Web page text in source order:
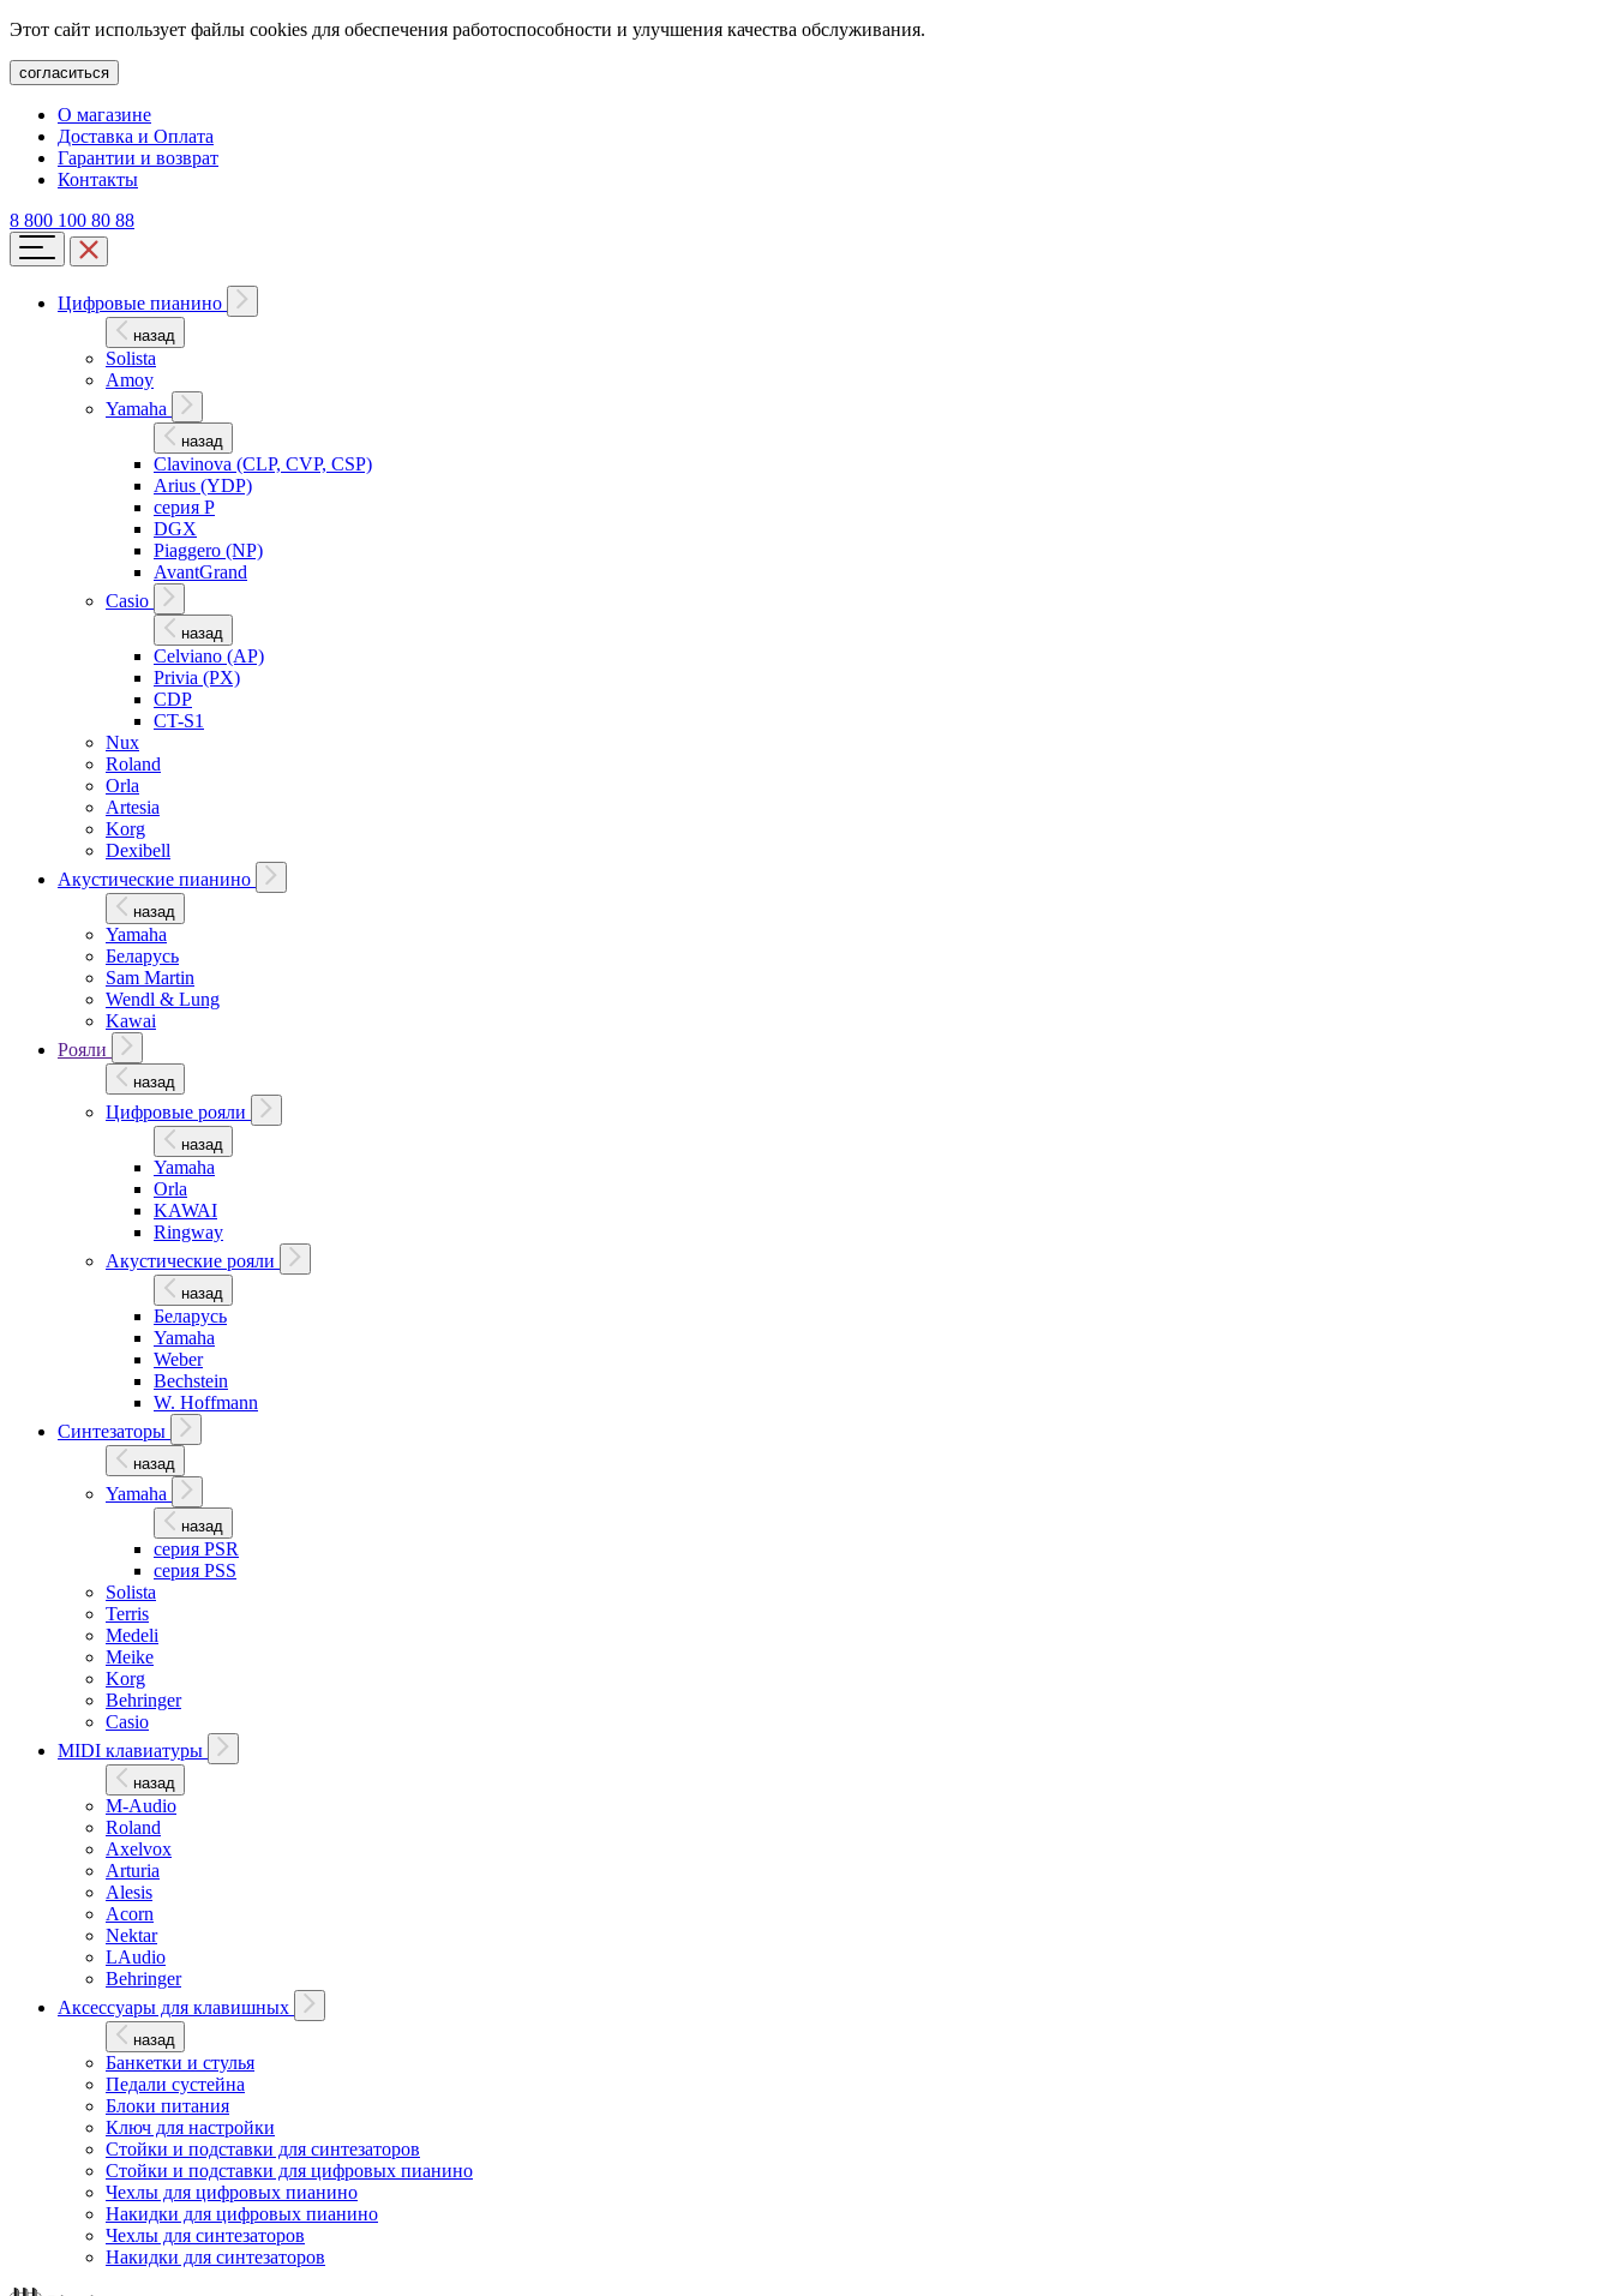
Этот сайт использует файлы cookies для обеспечения работоспособности и улучшения качества обслуживания.
согласиться
О магазине
Доставка и Оплата
Гарантии и возврат
Контакты
8 800 100 80 88
Цифровые пианино
назад
Solista
Amoy
Yamaha
назад
Clavinova (CLP, CVP, CSP)
Arius (YDP)
серия P
DGX
Piaggero (NP)
AvantGrand
Casio
назад
Celviano (AP)
Privia (PX)
CDP
CT-S1
Nux
Roland
Orla
Artesia
Korg
Dexibell
Акустические пианино
назад
Yamaha
Беларусь
Sam Martin
Wendl & Lung
Kawai
Рояли
назад
Цифровые рояли
назад
Yamaha
Orla
KAWAI
Ringway
Акустические рояли
назад
Беларусь
Yamaha
Weber
Bechstein
W. Hoffmann
Синтезаторы
назад
Yamaha
назад
серия PSR
серия PSS
Solista
Terris
Medeli
Meike
Korg
Behringer
Casio
MIDI клавиатуры
назад
M-Audio
Roland
Axelvox
Arturia
Alesis
Acorn
Nektar
LAudio
Behringer
Аксессуары для клавишных
назад
Банкетки и стулья
Педали сустейна
Блоки питания
Ключ для настройки
Стойки и подставки для синтезаторов
Стойки и подставки для цифровых пианино
Чехлы для цифровых пианино
Накидки для цифровых пианино
Чехлы для синтезаторов
Накидки для синтезаторов